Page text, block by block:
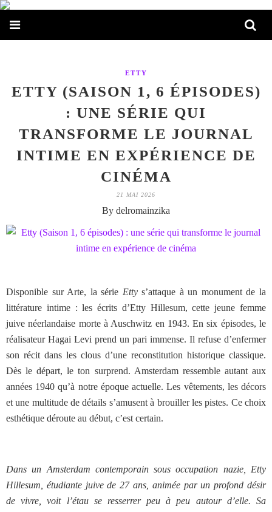
ETTY
ETTY (SAISON 1, 6 ÉPISODES)
: UNE SÉRIE QUI
TRANSFORME LE JOURNAL
INTIME EN EXPÉRIENCE DE
CINÉMA
21 MAI 2026
By delromainzika
Disponible sur Arte, la série Ettys’attaque à un monument de la
littérature intime : les écrits d’Etty Hillesum, cette jeune femme
juive néerlandaise morte à Auschwitz en 1943. En six épisodes, le
réalisateur Hagai Levi prend un pari immense. Il refuse d’enfermer
son récit dans les clous d’une reconstitution historique classique.
Dès le départ, le ton surprend. Amsterdam ressemble autant aux
années 1940 qu’à notre époque actuelle. Les vêtements, les décors
et une multitude de détails s’amusent à brouiller les pistes. Ce choix
esthétique déroute au début, c’est certain.
Dans un Amsterdam contemporain sous occupation nazie, Etty
Hillesum, étudiante juive de 27 ans, animée par un profond désir
de vivre, voit l’étau se resserrer peu à peu autour d’elle. Sa